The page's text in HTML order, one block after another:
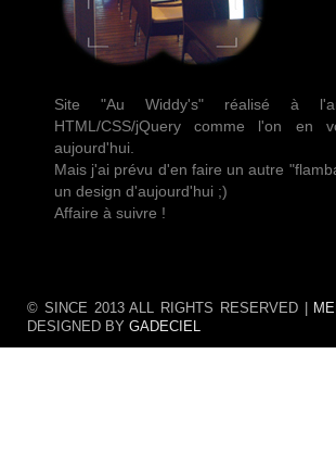
Site "Au Widdy's" réalisé à
HTML/CSS/jQuery comme l'on en
aujourd'hui.
Mais j'ai prévu d'en faire un autre
un design d'aujourd'hui ;)
Affaire à suivre !
© SINCE 2013 ALL RIGHTS RESERVED |
DESIGNED BY GADECIEL